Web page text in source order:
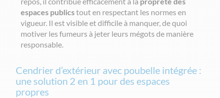
espaces publicstout en respectant les normes en
vigueur. Il est visible et difficile à manquer, de quoi
motiver les fumeurs à jeter leurs mégots de manière
responsable.
Cendrier d’extérieur avec poubelle intégrée :
une solution 2 en 1 pour des espaces
propres